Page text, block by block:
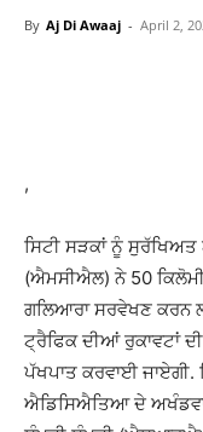
By Aj Di Awaaj - April 2,
,
ਸਿਟੀ ਸੜਕਾਂ ਨੂੰ
(ਐਮਸੀਐਲ) ਨੇ 50
ਗਲਿਆਰਾ ਸਰਵੇਖਣ ਕਰਨ
ਟ੍ਰੈਫਿਕ ਦੀਆਂ ਰੁਕਾਵਟਾਂ
ਪੱਖਪਾਤ ਕਰਵਾਈ
ਐਡਿਸਿਐਤਿਆ ਦੇ